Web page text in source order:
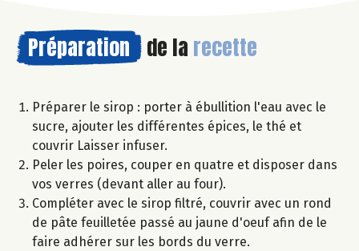
Préparation de la recette
Préparer le sirop : porter à ébullition l'eau avec le
sucre, ajouter les différentes épices, le thé et
couvrir Laisser infuser.
Peler les poires, couper en quatre et disposer dans
vos verres (devant aller au four).
Compléter avec le sirop filtré, couvrir avec un rond
de pâte feuilletée passé au jaune d'oeuf afin de le
faire adhérer sur les bords du verre.